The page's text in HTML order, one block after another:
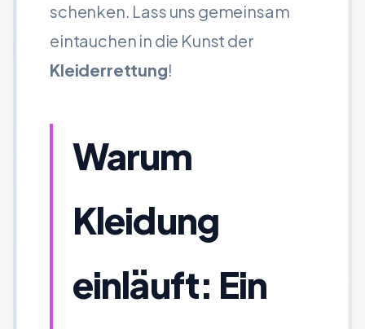
schenken. Lass uns gemeinsam
eintauchen in die Kunst der
Kleiderrettung!
Warum
Kleidung
einläuft: Ein